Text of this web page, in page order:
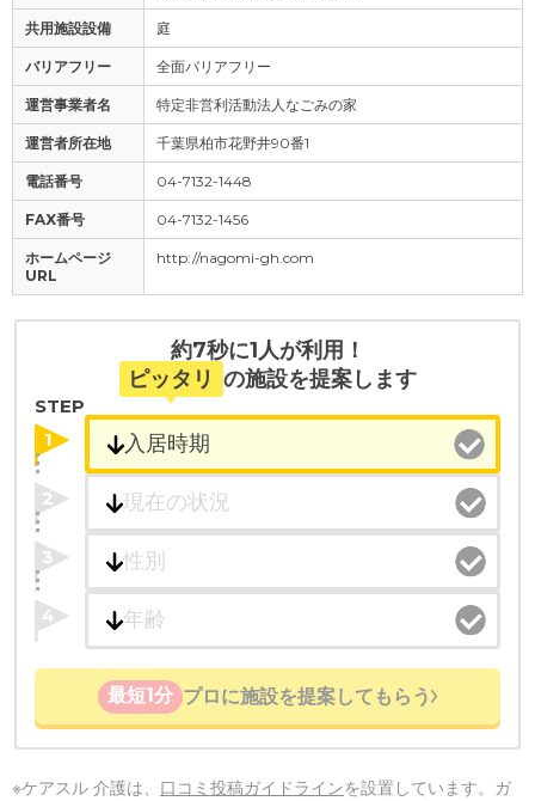
共用施設設備 庭
バリアフリー 全面バリアフリー
運営事業者名 特定非営利活動法人なごみの家
運営者所在地 千葉県柏市花野井90番1
電話番号 04-7132-1448
FAX番号 04-7132-1456
ホームページ
URL
http://nagomi-gh.com
約7秒に1人が利用！
ピッタリ の施設を提案します
STEP
1
2
3
4
最短1分 プロに施設を提案してもらう
※ケアスル 介護は、 口コミ投稿ガイドラインを設置しています。ガ